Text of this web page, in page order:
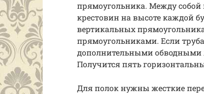
прямоугольника. Между собой
крестовин на высоте каждой
вертикальных
прямоугольниками. Если
дополнительными
Получится пять
Для полок нужны жесткие